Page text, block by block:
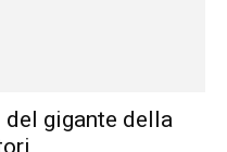
gigante della